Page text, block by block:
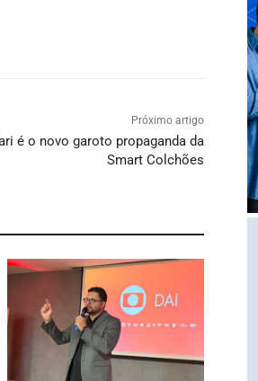
Próximo artigo
é o novo garoto propaganda da
Smart Colchões